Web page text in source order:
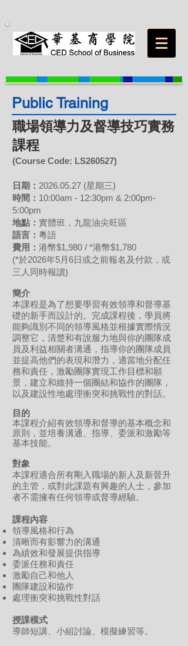
Public Training
職場領導力及督導技巧實務
課程
(Course Code: LS260527)
日期： 2026.05.27 (星期三)
時間： 10:00am - 12:30pm & 2:00pm-
5:00pm
地點： 實體班，九龍油尖旺區
語言： 粵語
費用 ： 港幣$1,980 / *港幣$1,780
(*於2026年5月6日或之前報名及付款，或
三人同時報讀)
簡介
本課程是為了想要學習有效領導和督導基
礎的新手而設計的。完成課程後，學員將
能夠識別不同的領導風格並根據實際情況
調整它，清楚和有說服力地與你的團隊成
員及利益相關者溝通，指導你的團隊成員
並提高他們的表現和潛力，適當地分配任
務和責任，激勵團隊實現工作目標和願
景，建立和維持一個團結和協作的團隊，
以及建設性地處理衝突和挑戰性的對話。
目的
本課程介紹有效領導和督導的基本概念和
原則，並培養溝通、指導、委派和激勵等
基本技能。
對象
本課程適合所有剛入職場的新人及新晉升
的主管，或對此課題有興趣的人士，參加
者不需擁有任何領導或督導經驗。
課程內容
領導風格和行為
清晰而有影響力的溝通
為績效和發展提供指導
委派任務和責任
激勵自己和他人
團隊建設和協作
處理衝突和挑戰性對話
授課模式
導師短講、小組討論、模擬練習等。